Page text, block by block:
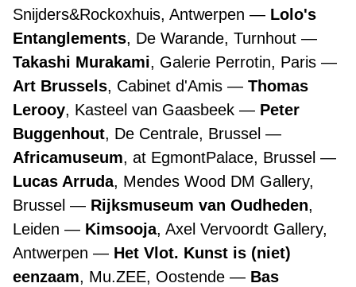
Snijders&Rockoxhuis, Antwerpen
Lolo's
Entanglements, De Warande, Turnhout
Takashi Murakami, Galerie Perrotin, Paris
Art Brussels, Cabinet d'Amis
Thomas
Lerooy, Kasteel van Gaasbeek
Peter
Buggenhout, De Centrale, Brussel
Africamuseum, at EgmontPalace, Brussel
Lucas Arruda, Mendes Wood DM Gallery,
Brussel
Rijksmuseum van Oudheden,
Leiden
Kimsooja, Axel Vervoordt Gallery,
Antwerpen
Het Vlot. Kunst is (niet)
eenzaam, Mu.ZEE, Oostende
Bas